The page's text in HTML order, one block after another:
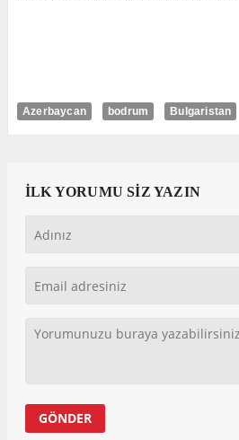
Azerbaycan bodrum Bulgaristan
İLK YORUMU SİZ YAZIN